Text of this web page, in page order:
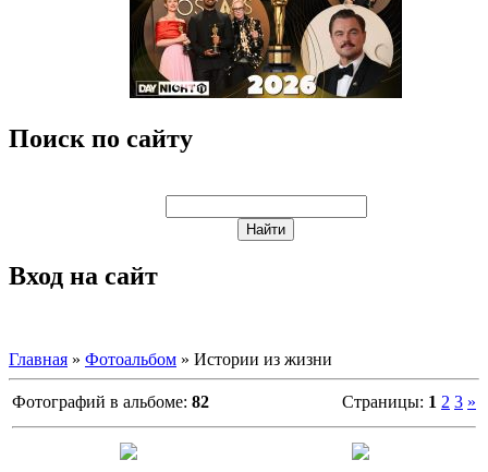
Поиск по сайту
Вход на сайт
Главная » Фотоальбом » Истории из жизни
Фотографий в альбоме: 82 Страницы: 1 2 3 »